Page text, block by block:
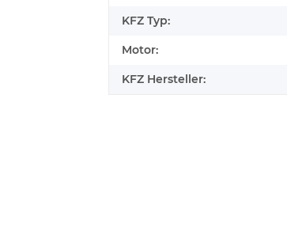
KFZ Typ:
Motor:
KFZ Hersteller: